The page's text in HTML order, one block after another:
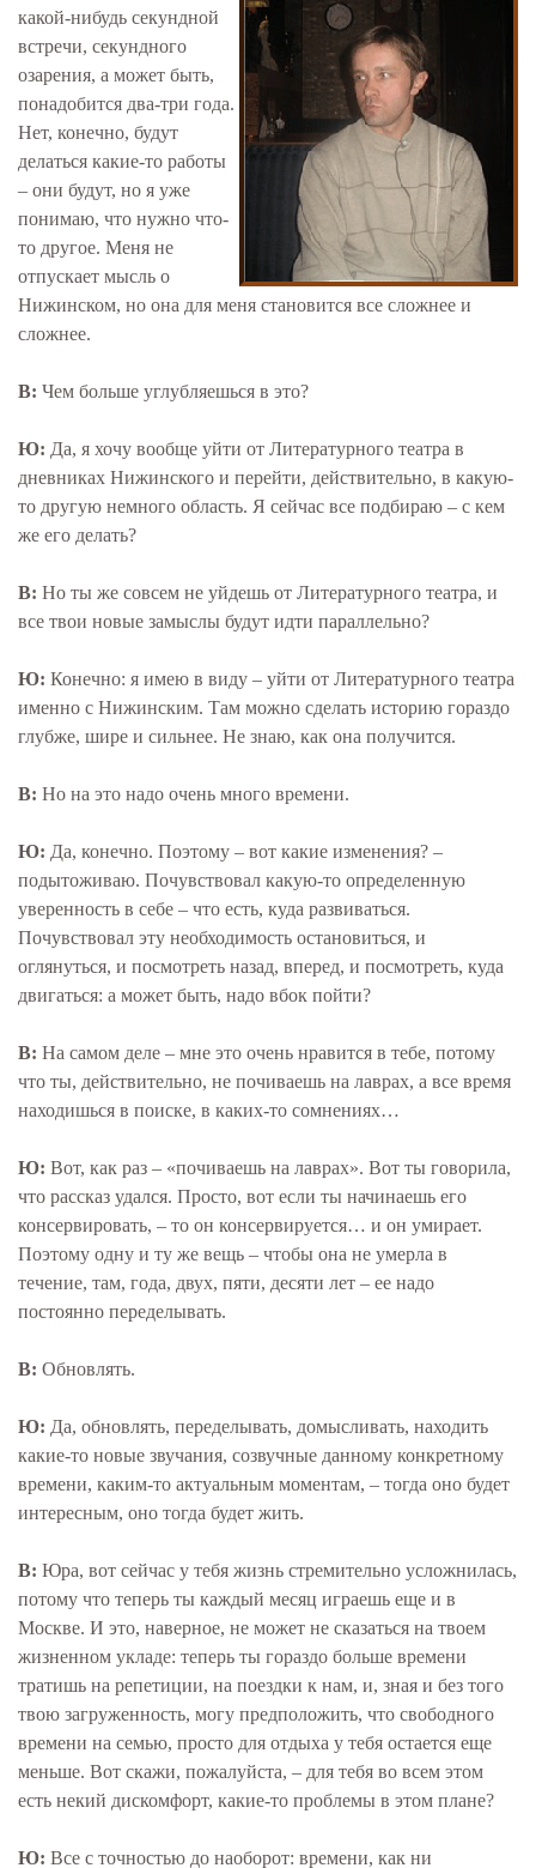
какой-нибудь секундной
встречи, секундного
озарения, а может быть,
понадобится два-три года.
Нет, конечно, будут
делаться какие-то работы
– они будут, но я уже
понимаю, что нужно что-
то другое. Меня не
отпускает мысль о
Нижинском, но она для меня становится все сложнее и
сложнее.
В: Чем больше углубляешься в это?
Ю: Да, я хочу вообще уйти от Литературного театра в
дневниках Нижинского и перейти, действительно, в какую-
то другую немного область. Я сейчас все подбираю – с кем
же его делать?
В: Но ты же совсем не уйдешь от Литературного театра, и
все твои новые замыслы будут идти параллельно?
Ю: Конечно: я имею в виду – уйти от Литературного театра
именно с Нижинским. Там можно сделать историю гораздо
глубже, шире и сильнее. Не знаю, как она получится.
В: Но на это надо очень много времени.
Ю: Да, конечно. Поэтому – вот какие изменения? –
подытоживаю. Почувствовал какую-то определенную
уверенность в себе – что есть, куда развиваться.
Почувствовал эту необходимость остановиться, и
оглянуться, и посмотреть назад, вперед, и посмотреть, куда
двигаться: а может быть, надо вбок пойти?
В: На самом деле – мне это очень нравится в тебе, потому
что ты, действительно, не почиваешь на лаврах, а все время
находишься в поиске, в каких-то сомнениях…
Ю: Вот, как раз – «почиваешь на лаврах». Вот ты говорила,
что рассказ удался. Просто, вот если ты начинаешь его
консервировать, – то он консервируется… и он умирает.
Поэтому одну и ту же вещь – чтобы она не умерла в
течение, там, года, двух, пяти, десяти лет – ее надо
постоянно переделывать.
В: Обновлять.
Ю: Да, обновлять, переделывать, домысливать, находить
какие-то новые звучания, созвучные данному конкретному
времени, каким-то актуальным моментам, – тогда оно будет
интересным, оно тогда будет жить.
В: Юра, вот сейчас у тебя жизнь стремительно усложнилась,
потому что теперь ты каждый месяц играешь еще и в
Москве. И это, наверное, не может не сказаться на твоем
жизненном укладе: теперь ты гораздо больше времени
тратишь на репетиции, на поездки к нам, и, зная и без того
твою загруженность, могу предположить, что свободного
времени на семью, просто для отдыха у тебя остается еще
меньше. Вот скажи, пожалуйста, – для тебя во всем этом
есть некий дискомфорт, какие-то проблемы в этом плане?
Ю: Все с точностью до наоборот: времени, как ни